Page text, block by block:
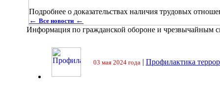
Подробнее о доказательствах наличия трудовых
← Все новости ←
Информация по гражданской обороне и чрезвычайным
03 мая 2024 года | Профилактика